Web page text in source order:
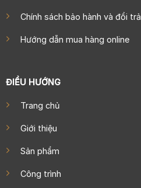
Chính sách bảo hành và đổi trả
Hướng dẫn mua hàng online
ĐIỀU HƯỚNG
Trang chủ
Giới thiệu
Sản phẩm
Công trình